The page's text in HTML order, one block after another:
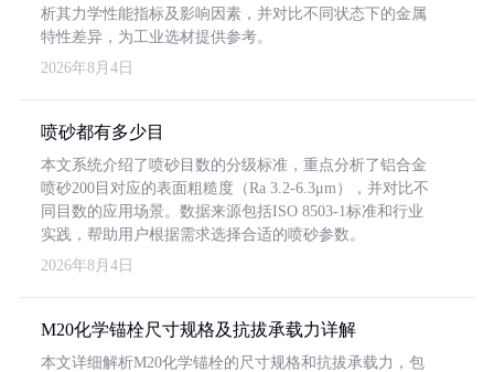
析其力学性能指标及影响因素，并对比不同状态下的金属
特性差异，为工业选材提供参考。
2026年8月4日
喷砂都有多少目
本文系统介绍了喷砂目数的分级标准，重点分析了铝合金
喷砂200目对应的表面粗糙度（Ra 3.2-6.3μm），并对比不
同目数的应用场景。数据来源包括ISO 8503-1标准和行业
实践，帮助用户根据需求选择合适的喷砂参数。
2026年8月4日
M20化学锚栓尺寸规格及抗拔承载力详解
本文详细解析M20化学锚栓的尺寸规格和抗拔承载力，包